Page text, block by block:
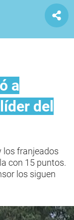
a
del
los franjeados
con 15 puntos.
los siguen